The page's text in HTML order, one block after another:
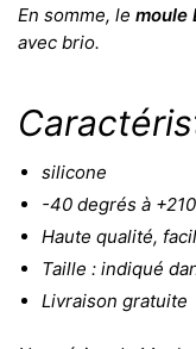
En somme, le moule
avec brio.
silicone
-40 degrés à
Haute qualité,
Taille : indiqué
Livraison gratuite